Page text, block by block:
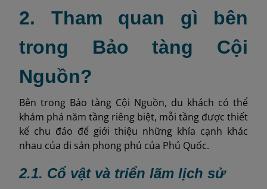
2. Tham quan gì bên
trong Bảo tàng Cội
Nguồn?
Bên trong Bảo tàng Cội Nguồn, du khách có thể
khám phá năm tầng riêng biệt, mỗi tầng được thiết
kế chu đáo để giới thiệu những khía cạnh khác
nhau của di sản phong phú của Phú Quốc.
2.1. Cổ vật và triển lãm lịch sử